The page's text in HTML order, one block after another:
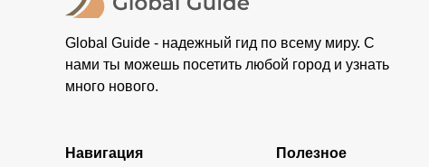
Global Guide - надежный гид по всему миру. С
нами ты можешь посетить любой город и узнать
много нового.
Навигация Полезное